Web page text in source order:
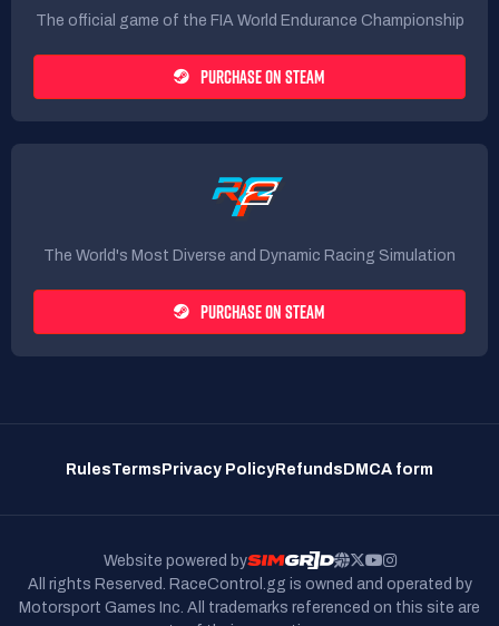
The official game of the FIA World Endurance Championship
PURCHASE ON STEAM
The World's Most Diverse and Dynamic Racing Simulation
PURCHASE ON STEAM
RulesTerms Privacy Policy Refunds DMCA form
Website powered by
All rights Reserved. RaceControl.gg is owned and operated by
Motorsport Games Inc. All trademarks referenced on this site are